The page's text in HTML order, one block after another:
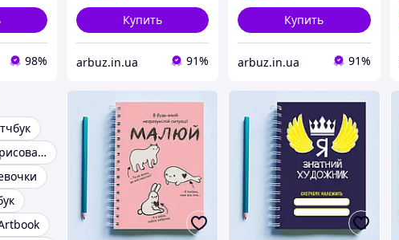
98%
Купить
arbuz.in.ua 91%
Купить
arbuz.in.ua 91%
Скетчбуки для рисования